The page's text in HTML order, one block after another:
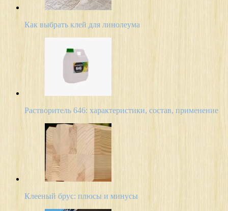
Как выбрать клей для линолеума
Растворитель 646: характеристики, состав, применение
Клееный брус: плюсы и минусы